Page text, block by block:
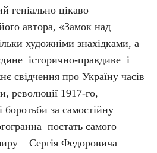
геніально цікаво
автора, «Замок над
художніми знахідками, а
історично-правдиве і
свідчення про Україну часів
революції 1917-го,
боротьби за самостійну
постать самого
– Сергія Федоровича